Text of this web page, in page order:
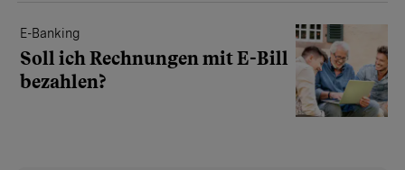
E-Banking
Soll ich Rechnungen mit E-Bill
bezahlen?